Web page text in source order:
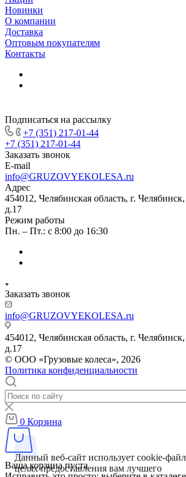
Новинки
О компании
Доставка
Оптовым покупателям
Контакты
Подписаться на рассылку
+7 (351) 217-01-44
+7 (351) 217-01-44
Заказать звонок
E-mail
info@GRUZOVYEKOLESA.ru
Адрес
454012, Челябинская область, г.
д.17
Режим работы
Пн. – Пт.: с 8:00 до 16:30
Заказать звонок
info@GRUZOVYEKOLESA.ru
454012, Челябинская область, г.
д.17
© ООО «Грузовые колеса», 2026
Политика конфиденциальности
0 Корзина
Ваша корзина пуста
Данный веб-сайт использует cookie-
целях предоставления вам лучшего